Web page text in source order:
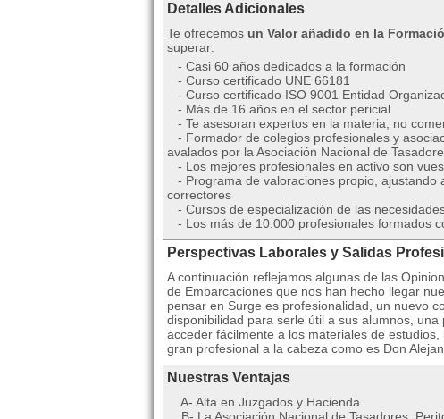
Detalles Adicionales
Te ofrecemos un Valor añadido en la
superar:
- Casi 60 años dedicados a la formación
- Curso certificado UNE 66181
- Curso certificado ISO 9001 Entidad
- Más de 16 años en el sector pericial
- Te asesoran expertos en la materia, no
- Formador de colegios profesionales y
avalados por la Asociación Nacional de
- Los mejores profesionales en activo son
- Programa de valoraciones propio, ajustando
correctores
- Cursos de especialización de las
- Los más de 10.000 profesionales formados
Perspectivas Laborales y Salidas
A continuación reflejamos algunas de las
de Embarcaciones que nos han hecho llegar
pensar en Surge es profesionalidad, un nuevo
disponibilidad para serle útil a sus alumnos,
acceder fácilmente a los materiales de
gran profesional a la cabeza como es Don
Nuestras Ventajas
A- Alta en Juzgados y Hacienda